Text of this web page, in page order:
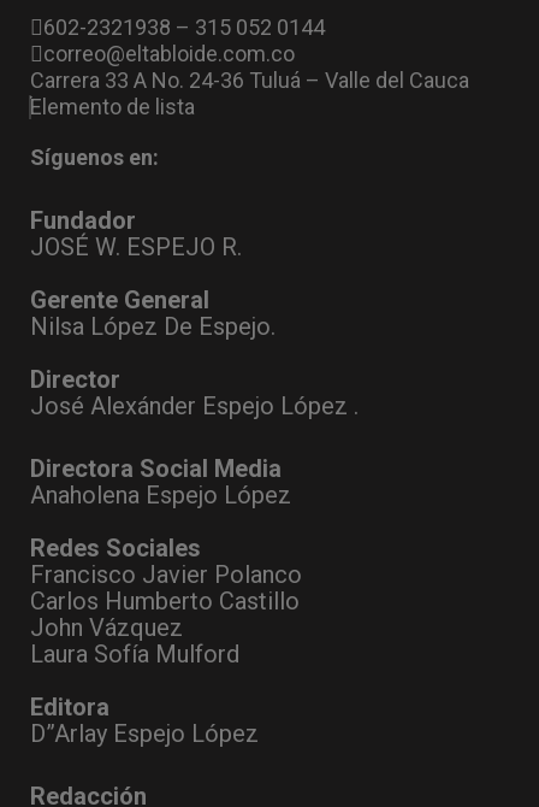
602-2321938 – 315 052 0144
correo@eltabloide.com.co
Carrera 33 A No. 24-36 Tuluá – Valle del Cauca
Elemento de lista
Síguenos en:
Fundador
JOSÉ W. ESPEJO R.
Gerente General
Nilsa López De Espejo.
Director
José Alexánder Espejo López .
Directora Social Media
Anaholena Espejo López
Redes Sociales
Francisco Javier Polanco
Carlos Humberto Castillo
John Vázquez
Laura Sofía Mulford
Editora
D”Arlay Espejo López
Redacción